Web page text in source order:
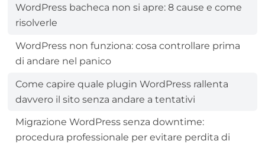
WordPress bacheca non si apre: 8 cause e come
risolverle
WordPress non funziona: cosa controllare prima
di andare nel panico
Come capire quale plugin WordPress rallenta
davvero il sito senza andare a tentativi
Migrazione WordPress senza downtime:
procedura professionale per evitare perdita di